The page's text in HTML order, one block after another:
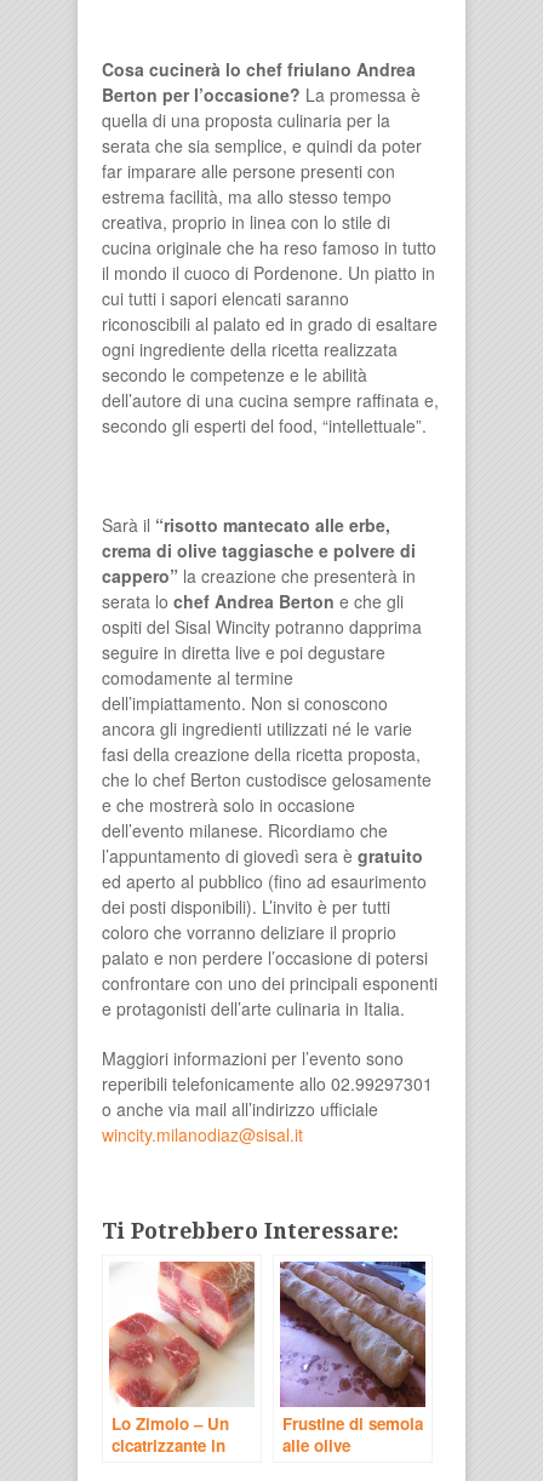
Cosa cucinerà lo chef friulano Andrea
Berton per l’occasione? La promessa è
quella di una proposta culinaria per la
serata che sia semplice, e quindi da poter
far imparare alle persone presenti con
estrema facilità, ma allo stesso tempo
creativa, proprio in linea con lo stile di
cucina originale che ha reso famoso in tutto
il mondo il cuoco di Pordenone. Un piatto in
cui tutti i sapori elencati saranno
riconoscibili al palato ed in grado di esaltare
ogni ingrediente della ricetta realizzata
secondo le competenze e le abilità
dell’autore di una cucina sempre raffinata e,
secondo gli esperti del food, “intellettuale”.
Sarà il “risotto mantecato alle erbe,
crema di olive taggiasche e polvere di
cappero” la creazione che presenterà in
serata lo chef Andrea Berton e che gli
ospiti del Sisal Wincity potranno dapprima
seguire in diretta live e poi degustare
comodamente al termine
dell’impiattamento. Non si conoscono
ancora gli ingredienti utilizzati né le varie
fasi della creazione della ricetta proposta,
che lo chef Berton custodisce gelosamente
e che mostrerà solo in occasione
dell’evento milanese. Ricordiamo che
l’appuntamento di giovedì sera è gratuito
ed aperto al pubblico (fino ad esaurimento
dei posti disponibili). L’invito è per tutti
coloro che vorranno deliziare il proprio
palato e non perdere l’occasione di potersi
confrontare con uno dei principali esponenti
e protagonisti dell’arte culinaria in Italia.
Maggiori informazioni per l’evento sono
reperibili telefonicamente allo 02.99297301
o anche via mail all’indirizzo ufficiale
wincity.milanodiaz@sisal.it
Ti Potrebbero Interessare:
Lo Zimolo – Un
cicatrizzante in
Frustine di semola
alle olive